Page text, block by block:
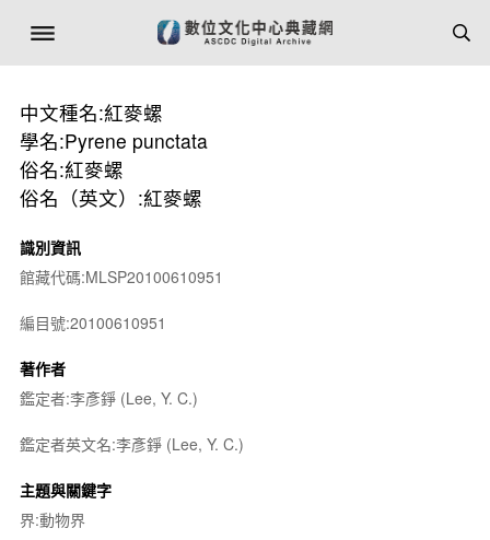
中文種名:紅麥螺
學名:Pyrene punctata
俗名:紅麥螺
俗名（英文）:紅麥螺
識別資訊
館藏代碼:MLSP20100610951
編目號:20100610951
著作者
鑑定者:李彥錚 (Lee, Y. C.)
鑑定者英文名:李彥錚 (Lee, Y. C.)
主題與關鍵字
界:動物界